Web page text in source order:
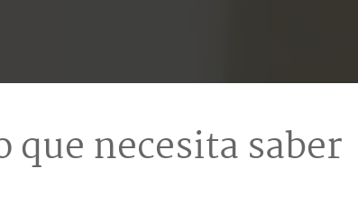
que necesita saber